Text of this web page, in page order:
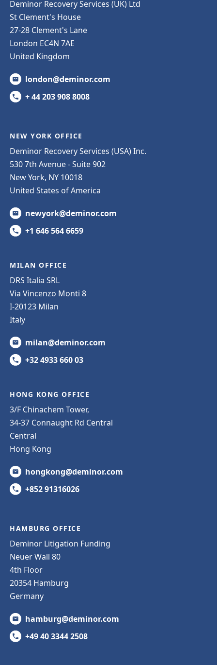
Deminor Recovery Services (UK) Ltd
St Clement's House
27-28 Clement's Lane
London EC4N 7AE
United Kingdom
london@deminor.com
+ 44 203 908 8008
NEW YORK OFFICE
Deminor Recovery Services (USA) Inc.
530 7th Avenue - Suite 902
New York, NY 10018
United States of America
newyork@deminor.com
+1 646 564 6659
MILAN OFFICE
DRS Italia SRL
Via Vincenzo Monti 8
I-20123 Milan
Italy
milan@deminor.com
+32 4933 660 03
HONG KONG OFFICE
3/F Chinachem Tower,
34-37 Connaught Rd Central
Central
Hong Kong
hongkong@deminor.com
+852 91316026
HAMBURG OFFICE
Deminor Litigation Funding
Neuer Wall 80
4th Floor
20354 Hamburg
Germany
hamburg@deminor.com
+49 40 3344 2508